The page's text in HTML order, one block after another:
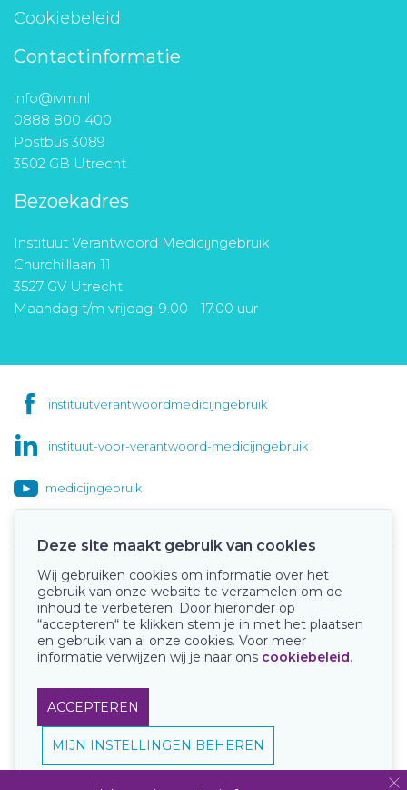
Cookiebeleid
Contactinformatie
info@ivm.nl
0888 800 400
Postbus 3089
3502 GB Utrecht
Bezoekadres
Instituut Verantwoord Medicijngebruik
Churchilllaan 11
3527 GV Utrecht
Maandag t/m vrijdag: 9.00 - 17.00 uur
instituutverantwoordmedicijngebruik
instituut-voor-verantwoord-medicijngebruik
medicijngebruik
Onze keurmerken
Deze site maakt gebruik van cookies
Wij gebruiken cookies om informatie over het
gebruik van onze website te verzamelen om de
inhoud te verbeteren. Door hieronder op
“accepteren“ te klikken stem je in met het plaatsen
en gebruik van al onze cookies. Voor meer
informatie verwijzen wij je naar ons cookiebeleid.
ACCEPTEREN
MIJN INSTELLINGEN BEHEREN